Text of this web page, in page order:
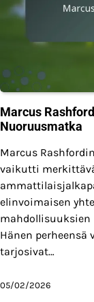
Marcus
Nuoruusmatka
Marcus
vaikutti
elinvoimaisen
mahdollisuuksien
Hänen
tarjosivat…
05/02/2026